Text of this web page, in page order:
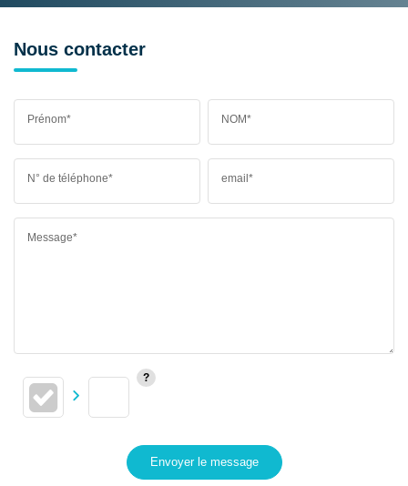
Nous contacter
Prénom* NOM*
N° de téléphone* email*
Message*
Envoyer le message